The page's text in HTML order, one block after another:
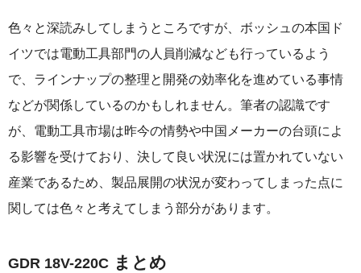
色々と深読みしてしまうところですが、ボッシュの本国ド
イツでは電動工具部門の人員削減なども行っているよう
で、ラインナップの整理と開発の効率化を進めている事情
などが関係しているのかもしれません。筆者の認識です
が、電動工具市場は昨今の情勢や中国メーカーの台頭によ
る影響を受けており、決して良い状況には置かれていない
産業であるため、製品展開の状況が変わってしまった点に
関しては色々と考えてしまう部分があります。
GDR 18V-220C まとめ